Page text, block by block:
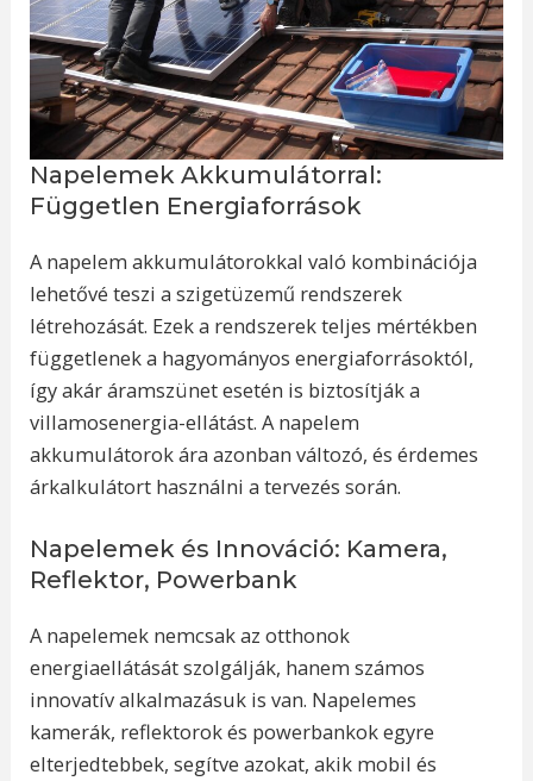
Napelemek Akkumulátorral:
Független Energiaforrások
A napelem akkumulátorokkal való kombinációja
lehetővé teszi a szigetüzemű rendszerek
létrehozását. Ezek a rendszerek teljes mértékben
függetlenek a hagyományos energiaforrásoktól,
így akár áramszünet esetén is biztosítják a
villamosenergia-ellátást. A napelem
akkumulátorok ára azonban változó, és érdemes
árkalkulátort használni a tervezés során.
Napelemek és Innováció: Kamera,
Reflektor, Powerbank
A napelemek nemcsak az otthonok
energiaellátását szolgálják, hanem számos
innovatív alkalmazásuk is van. Napelemes
kamerák, reflektorok és powerbankok egyre
elterjedtebbek, segítve azokat, akik mobil és